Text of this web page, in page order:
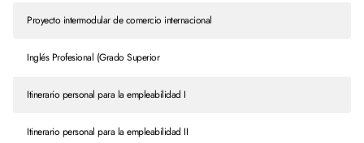
Proyecto intermodular de comercio internacional
Inglés Profesional (Grado Superior
Itinerario personal para la empleabilidad I
Itinerario personal para la empleabilidad II